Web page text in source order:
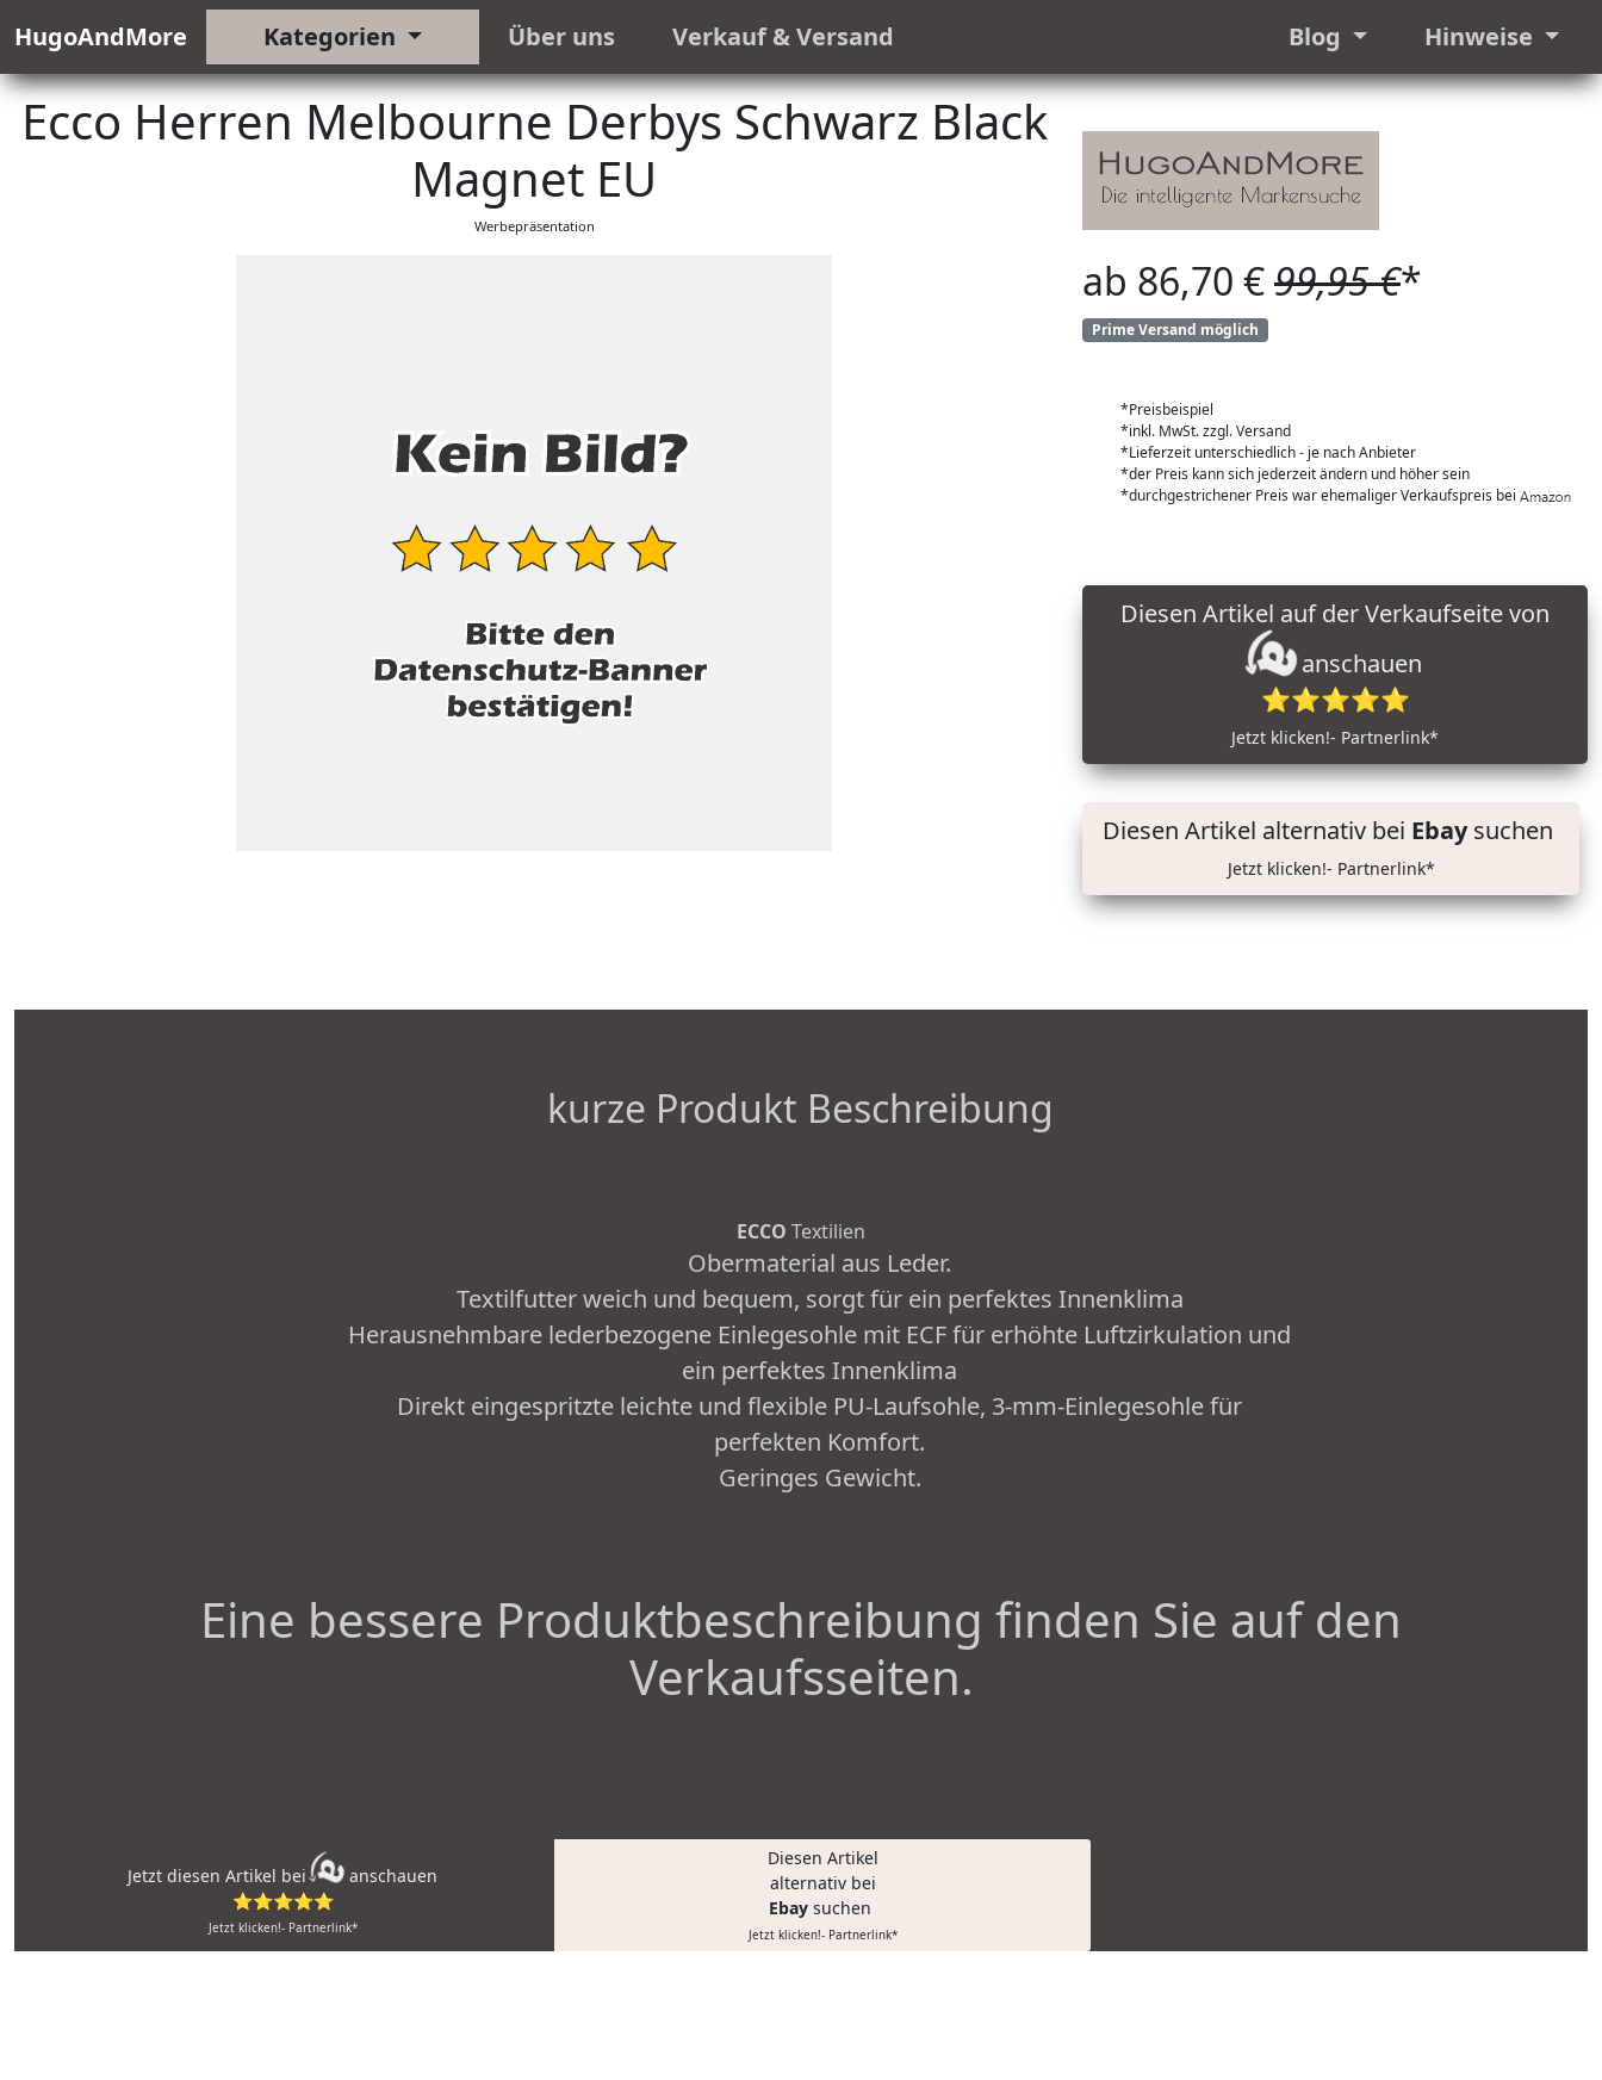
HugoAndMore Kategorien Über uns Verkauf & Versand Blog Hinweise
Ecco Herren Melbourne Derbys Schwarz Black
Magnet EU
Werbepräsentation
ab 86,70 €99,95 €*
Prime Versand möglich
*Preisbeispiel
*inkl. MwSt. zzgl. Versand
*Lieferzeit unterschiedlich - je nach Anbieter
*der Preis kann sich jederzeit ändern und höher sein
*durchgestrichener Preis war ehemaliger Verkaufspreis bei
anschauen
⭐⭐⭐⭐⭐
Jetzt klicken!- Partnerlink*
Diesen Artikel alternativ bei Ebaysuchen
Jetzt klicken!- Partnerlink*
kurze Produkt Beschreibung
ECCO Textilien
Obermaterial aus Leder.
Textilfutter weich und bequem, sorgt für ein perfektes Innenklima
Herausnehmbare lederbezogene Einlegesohle mit ECF für erhöhte Luftzirkulation und
ein perfektes Innenklima
Direkt eingespritzte leichte und flexible PU-Laufsohle, 3-mm-Einlegesohle für
perfekten Komfort.
Geringes Gewicht.
Eine bessere Produktbeschreibung finden Sie auf den
Verkaufsseiten.
Jetzt diesen Artikel bei
anschauen
⭐⭐⭐⭐⭐
Jetzt klicken!- Partnerlink*
Diesen Artikel
alternativ bei
Ebay suchen
Jetzt klicken!- Partnerlink*